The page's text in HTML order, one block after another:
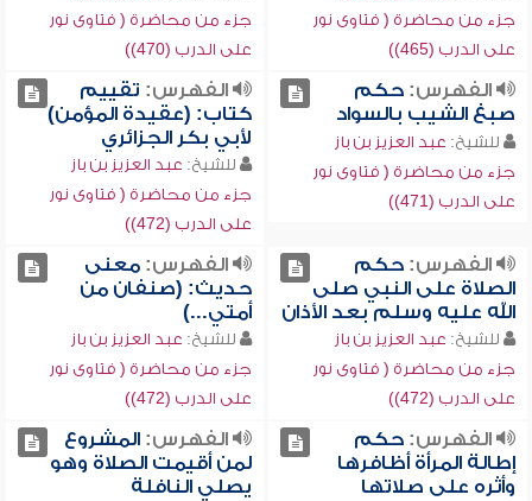
جزء من محاضرة ( فتاوى نور
على الدرب (465))
جزء من محاضرة ( فتاوى نور
على الدرب (470))
الفهرس:حكم
صبغ الشيب بالسواد
للشيخ: عبد العزيز بن باز
جزء من محاضرة ( فتاوى نور
على الدرب (471))
الفهرس: تقييم
كتاب: (عقيدة المؤمن)
لأبي بكر الجزائري
للشيخ: عبد العزيز بن باز
جزء من محاضرة ( فتاوى نور
على الدرب (472))
الفهرس:حكم
الصلاة على النبي صلى
الله عليه وسلم بعد الأذان
للشيخ: عبد العزيز بن باز
جزء من محاضرة ( فتاوى نور
على الدرب (472))
الفهرس:معنى
حديث: (صنفان من
أمتي...)
للشيخ: عبد العزيز بن باز
جزء من محاضرة ( فتاوى نور
على الدرب (472))
الفهرس:حكم
إطالة المرأة أظافرها
وأثره على صلاتها
الفهرس:المشروع
لمن أقيمت الصلاة وهو
يصلي النافلة